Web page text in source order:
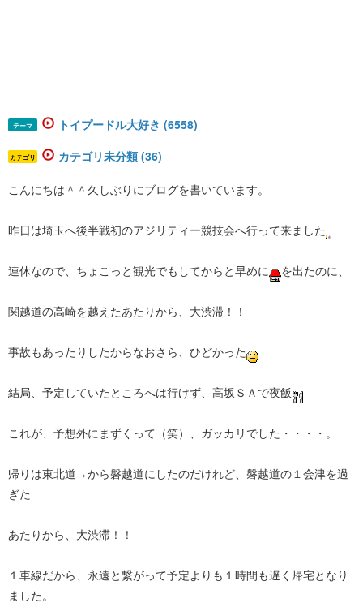
テーマ トイプードル大好き (6558)
カテゴリ カテゴリ未分類 (36)
こんにちは＾＾久しぶりにブログを書いています。
昨日は埼玉へ後半戦初のアジリティー競技会へ行って来ました
連休なので、ちょこっと観光でもしてからと早めに を出たのに、
関越道の高崎を越えたあたりから、大渋滞！！
事故もあったりしたからなおさら、ひどかった
結局、予定していたところへは行けず、高坂ＳＡで夜飯
これが、予想外にまずくって（笑）、ガッカリでした・・・・。
帰りは東北道→から磐越道にしたのだけれど、磐越道の１会津を過
ぎた
あたりから、大渋滞！！
１車線だから、永遠と繋がって予定よりも１時間も遅く帰宅となり
ました。